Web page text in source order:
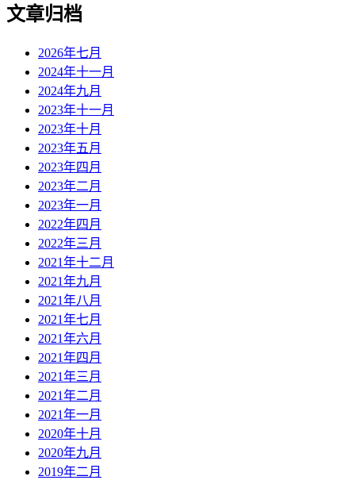
文章归档
2026年七月
2024年十一月
2024年九月
2023年十一月
2023年十月
2023年五月
2023年四月
2023年二月
2023年一月
2022年四月
2022年三月
2021年十二月
2021年九月
2021年八月
2021年七月
2021年六月
2021年四月
2021年三月
2021年二月
2021年一月
2020年十月
2020年九月
2019年二月